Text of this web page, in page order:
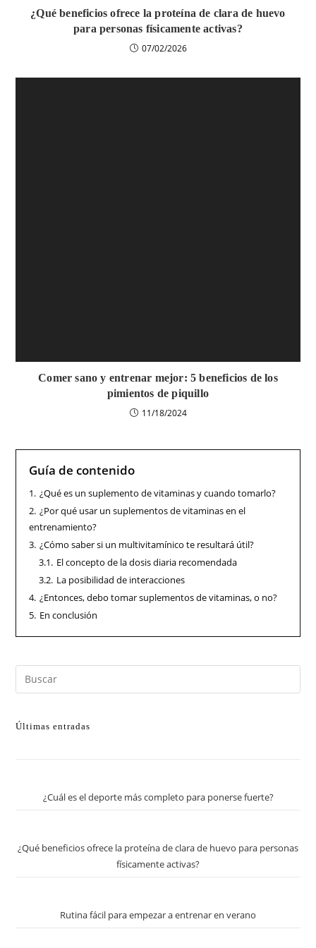
¿Qué beneficios ofrece la proteína de clara de huevo
para personas físicamente activas?
07/02/2026
Comer sano y entrenar mejor: 5 beneficios de los
pimientos de piquillo
11/18/2024
Guía de contenido
1. ¿Qué es un suplemento de vitaminas y cuando tomarlo?
2. ¿Por qué usar un suplementos de vitaminas en el
entrenamiento?
3. ¿Cómo saber si un multivitamínico te resultará útil?
3.1. El concepto de la dosis diaria recomendada
3.2. La posibilidad de interacciones
4. ¿Entonces, debo tomar suplementos de vitaminas, o no?
5. En conclusión
Últimas entradas
¿Cuál es el deporte más completo para ponerse fuerte?
¿Qué beneficios ofrece la proteína de clara de huevo para personas
físicamente activas?
Rutina fácil para empezar a entrenar en verano